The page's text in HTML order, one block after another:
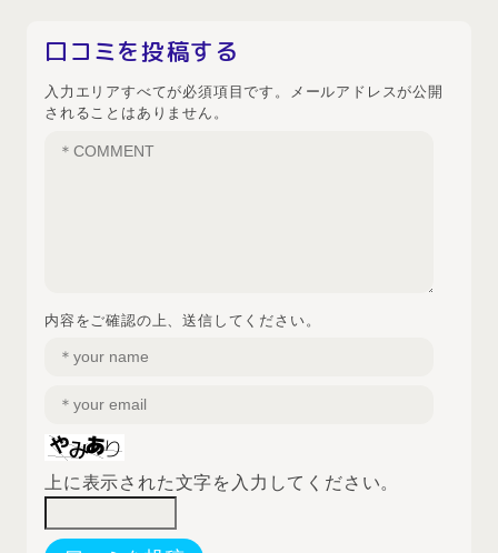
口コミを投稿する
入力エリアすべてが必須項目です。メールアドレスが公開
されることはありません。
内容をご確認の上、送信してください。
上に表示された文字を入力してください。